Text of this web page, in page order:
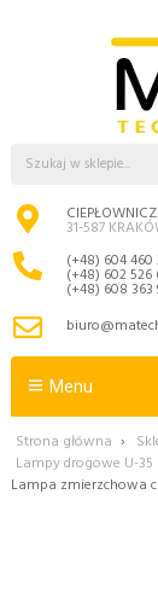
31-587
(+48) 604 460
(+48) 602 526
(+48) 608 363
Menu
Strona główna ›
Lampy drogowe U-
Lampa zmierzchowa